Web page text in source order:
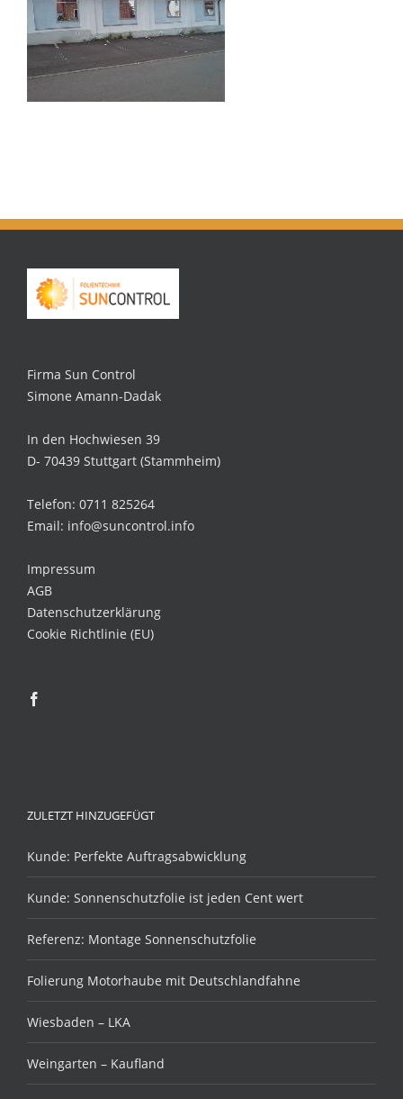
Firma Sun Control
Simone Amann-Dadak
In den Hochwiesen 39
D- 70439 Stuttgart (Stammheim)
Telefon: 0711 825264
Email: info@suncontrol.info
Impressum
AGB
Datenschutzerklärung
Cookie Richtlinie (EU)
ZULETZT HINZUGEFÜGT
Kunde: Perfekte Auftragsabwicklung
Kunde: Sonnenschutzfolie ist jeden Cent wert
Referenz: Montage Sonnenschutzfolie
Folierung Motorhaube mit Deutschlandfahne
Wiesbaden – LKA
Weingarten – Kaufland